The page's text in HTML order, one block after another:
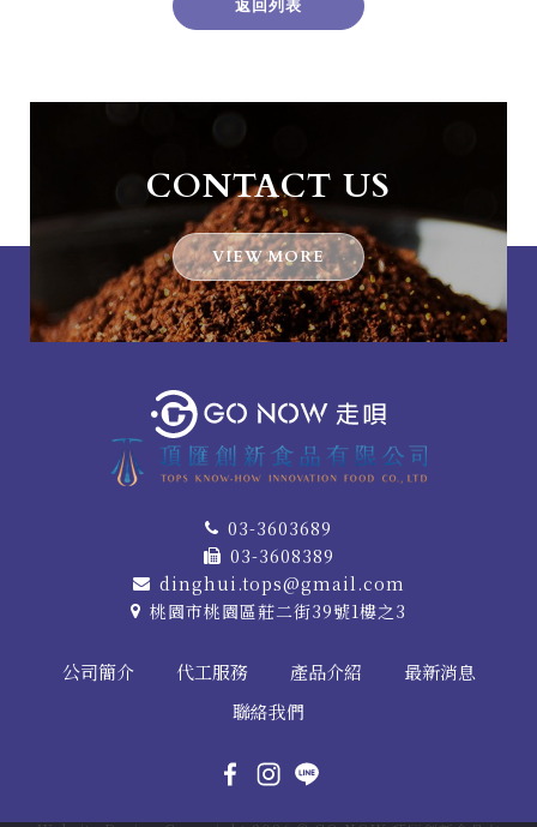
返回列表
CONTACT US
VIEW MORE
03-3603689
03-3608389
dinghui.tops@gmail.com
桃園市桃園區莊二街39號1樓之3
公司簡介 代工服務 產品介紹
最新消息
聯絡我們